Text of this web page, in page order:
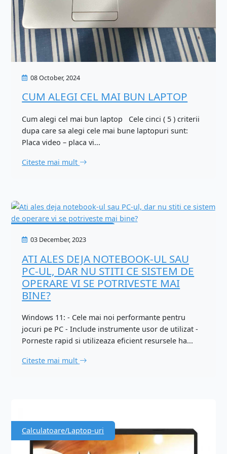
08 October, 2024
CUM ALEGI CEL MAI BUN LAPTOP
Cum alegi cel mai bun laptop Cele cinci ( 5 ) criterii
dupa care sa alegi cele mai bune laptopuri sunt:
Placa video – placa vi...
Citeste mai mult
03 December, 2023
ATI ALES DEJA NOTEBOOK-UL SAU
PC-UL, DAR NU STITI CE SISTEM DE
OPERARE VI SE POTRIVESTE MAI
BINE?
Windows 11: - Cele mai noi performante pentru
jocuri pe PC - Include instrumente usor de utilizat -
Porneste rapid si utilizeaza eficient resursele ha...
Citeste mai mult
Calculatoare/Laptop-uri